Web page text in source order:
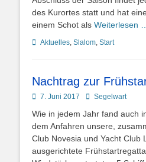
des Kurortes statt und hat
einem Schot als Weiterlesen …
Kategorien
Aktuelles, Slalom, Start
Nachtrag zur
Posted
7. Juni 2017 AutorSegelwart
Wie in jedem Jahr fand auch
dem Anfahren unsere,
Club Novesia und Yacht Club
ausgerichtete